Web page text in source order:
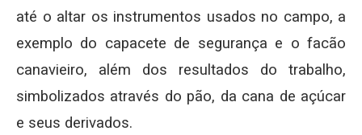
até o altar os instrumentos usados no campo, a
exemplo do capacete de segurança e o facão
canavieiro, além dos resultados do trabalho,
simbolizados através do pão, da cana de açúcar
e seus derivados.